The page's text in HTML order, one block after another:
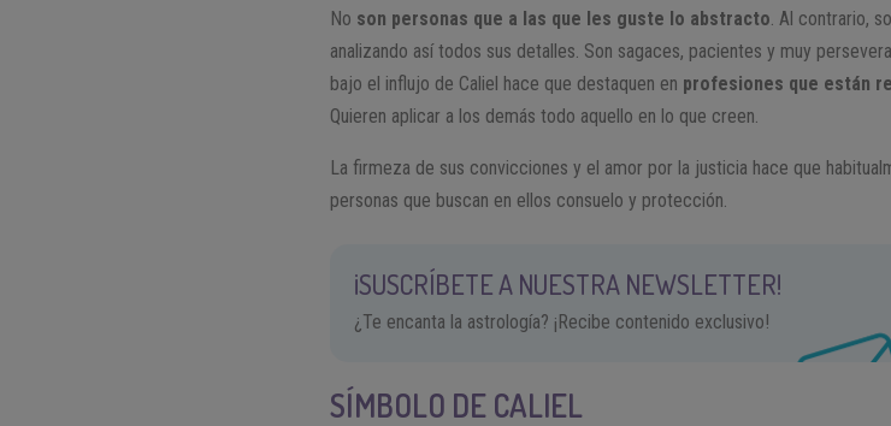
No son personas que a las que les guste lo abstracto. Al contrario,
analizando así todos sus detalles. Son sagaces, pacientes y muy
bajo el influjo de Caliel hace que destaquen en profesiones que están
Quieren aplicar a los demás todo aquello en lo que creen.
La firmeza de sus convicciones y el amor por la justicia hace que
personas que buscan en ellos consuelo y protección.
¡SUSCRÍBETE A NUESTRA NEWSLETTER!
¿Te encanta la astrología? ¡Recibe contenido exclusivo!
SÍMBOLO DE CALIEL